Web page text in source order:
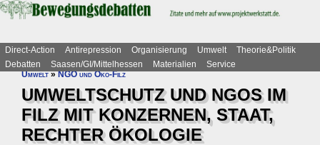
Direct-Action Antirepression Organisierung Umwelt
Theorie&Politik
Debatten
Saasen/GI/Mittelhessen Materialien
Service
Umwelt»NGO und Öko-Filz
UMWELTSCHUTZ UND NGOS IM
FILZ MIT KONZERNEN, STAAT,
RECHTER ÖKOLOGIE